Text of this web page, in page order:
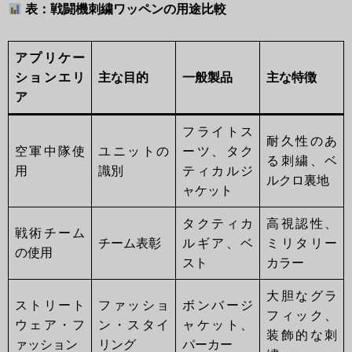
表：戦闘機刺繍ワッペンの用途比較
アプリケー
ションエリ
ア
主な目的 一般製品 主な特徴
空軍中隊使
用
ユニットの
識別
フライトス
ーツ、タク
ティカルジ
ャケット
耐久性のあ
る刺繍、ベ
ルクロ裏地
戦術チーム
の使用
チーム表彰
タクティカ
ルギア、ベ
スト
高視認性、
ミリタリー
カラー
ストリート
ウェア・フ
ァッション
ファッショ
ン・スタイ
リング
ボンバージ
ャケット、
パーカー
大胆なグラ
フィック、
装飾的な刺